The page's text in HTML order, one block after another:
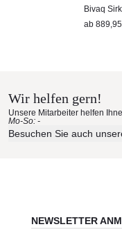
Bivaq
ab
Wir helfen gern!
Unsere Mitarbeiter helfen
Mo-So: -
Besuchen Sie auch
NEWSLETTER